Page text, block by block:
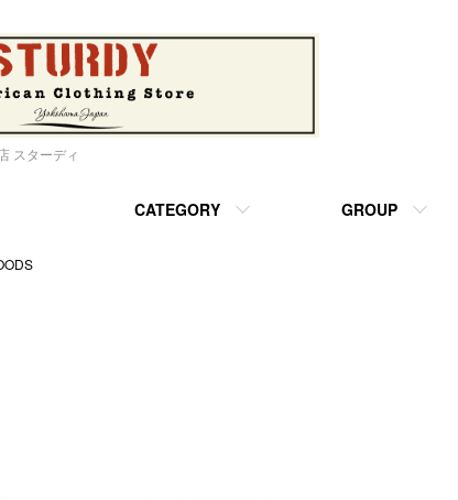
スターディ
CATEGORY GROUP